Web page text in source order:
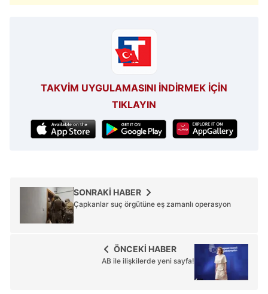
TAKVİM UYGULAMASINI İNDİRMEK İÇİN
TIKLAYIN
SONRAKİ HABER
Çapkanlar suç örgütüne eş zamanlı operasyon
ÖNCEKİ HABER
AB ile ilişkilerde yeni sayfa!